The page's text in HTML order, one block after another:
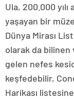
Ula, 200.000 yılı
yaşayan bir
Dünya Mirası
olarak da
gelen nefes
keşfedebilir,
Harikası